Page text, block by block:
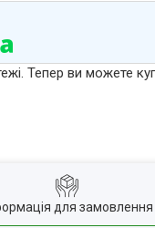
Тепер ви можете
для замовлення